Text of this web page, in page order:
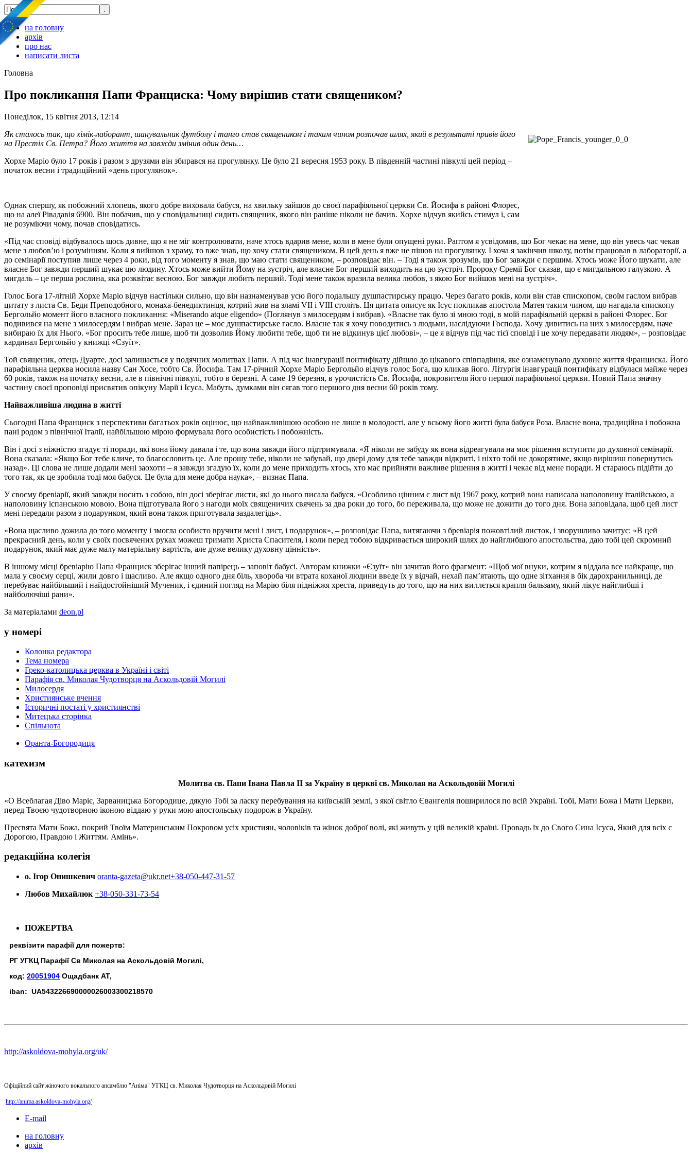
на головну
архів
про нас
написати листа
Головна
Про покликання Папи Франциска: Чому вирішив стати священиком?
Понеділок, 15 квітня 2013, 12:14
Як сталось так, що хімік-лаборант, шанувальник футболу і танго став священиком і таким чином розпочав шлях, який в результаті привів його
на Престіл Св. Петра? Його життя на завжди змінив один день…
Хорхе Маріо було 17 років і разом з друзями він збирався на прогулянку. Це було 21 вересня 1953 року. В південній частині півкулі цей період –
початок весни і традиційний «день прогулянок».
Однак спершу, як побожний хлопець, якого добре виховала бабуся, на хвильку зайшов до своєї парафіяльної церкви Св. Йосифа в районі Флорес,
що на алеї Рівадавія 6900. Він побачив, що у сповідальниці сидить священик, якого він раніше ніколи не бачив. Хорхе відчув якийсь стимул і, сам
не розуміючи чому, почав сповідатись.
«Під час сповіді відбувалось щось дивне, що я не міг контролювати, наче хтось вдарив мене, коли в мене були опущені руки. Раптом я усвідомив, що Бог чекає на мене, що він увесь час чекав
мене з любов’ю і розумінням. Коли я вийшов з храму, то вже знав, що хочу стати священиком. В цей день я вже не пішов на прогулянку. І хоча я закінчив школу, потім працював в лабораторії, а
до семінарії поступив лише через 4 роки, від того моменту я знав, що маю стати священиком, – розповідає він. – Тоді я також зрозумів, що Бог завжди є першим. Хтось може Його шукати, але
власне Бог завжди перший шукає цю людину. Хтось може вийти Йому на зустріч, але власне Бог перший виходить на цю зустріч. Пророку Єремії Бог сказав, що є мигдальною галузкою. А
мигдаль – це перша рослина, яка розквітає весною. Бог завжди любить перший. Тоді мене також вразила велика любов, з якою Бог вийшов мені на зустріч».
Голос Бога 17-літній Хорхе Маріо відчув настільки сильно, що він назнаменував усю його подальшу душпастирську працю. Через багато років, коли він став єпископом, своїм гаслом вибрав
цитату з листа Св. Беди Преподобного, монаха-бенедиктинця, котрий жив на зламі VII i VIII століть. Ця цитата описує як Ісус покликав апостола Матея таким чином, що нагадала єпископу
Бергольйо момент його власного покликання: «Miserando atque eligendo» (Поглянув з милосердям і вибрав). «Власне так було зі мною тоді, в моїй парафіяльній церкві в районі Флорес. Бог
подивився на мене з милосердям і вибрав мене. Зараз це – моє душпастирське гасло. Власне так я хочу поводитись з людьми, наслідуючи Господа. Хочу дивитись на них з милосердям, наче
вибираю їх для Нього. «Бог просить тебе лише, щоб ти дозволив Йому любити тебе, щоб ти не відкинув цієї любові», – це я відчув під час тієї сповіді і це хочу передавати людям», – розповідає
кардинал Бергольйо у книжці «Єзуїт».
Той священик, отець Дуарте, досі залишається у подячних молитвах Папи. А під час інавгурації понтифікату дійшло до цікавого співпадіння, яке ознаменувало духовне життя Франциска. Його
парафіяльна церква носила назву Сан Хосе, тобто Св. Йосифа. Там 17-річний Хорхе Маріо Бергольйо відчув голос Бога, що кликав його. Літургія інавгурації понтифікату відбулася майже через
60 років, також на початку весни, але в північні півкулі, тобто в березні. А саме 19 березня, в урочистість Св. Йосифа, покровителя його першої парафіяльної церкви. Новий Папа значну
частину своєї проповіді присвятив опікуну Марії і Ісуса. Мабуть, думками він сягав того першого дня весни 60 років тому.
Найважливіша людина в житті
Сьогодні Папа Франциск з перспективи багатьох років оцінює, що найважливішою особою не лише в молодості, але у всьому його житті була бабуся Роза. Власне вона, традиційна і побожна
пані родом з північної Італії, найбільшою мірою формувала його особистість і побожність.
Він і досі з ніжністю згадує ті поради, які вона йому давала і те, що вона завжди його підтримувала. «Я ніколи не забуду як вона відреагувала на моє рішення вступити до духовної семінарії.
Вона сказала: «Якщо Бог тебе кличе, то благословить це. Але прошу тебе, ніколи не забувай, що двері дому для тебе завжди відкриті, і ніхто тобі не докорятиме, якщо вирішиш повернутись
назад». Ці слова не лише додали мені заохоти – я завжди згадую їх, коли до мене приходить хтось, хто має прийняти важливе рішення в житті і чекає від мене поради. Я стараюсь підійти до
того так, як це зробила тоді моя бабуся. Це була для мене добра наука», – визнає Папа.
У своєму бревіарії, який завжди носить з собою, він досі зберігає листи, які до нього писала бабуся. «Особливо цінним є лист від 1967 року, котрий вона написала наполовину італійською, а
наполовину іспанською мовою. Вона підготувала його з нагоди моїх священичих свячень за два роки до того, бо переживала, що може не дожити до того дня. Вона заповідала, щоб цей лист
мені передали разом з подарунком, який вона також приготувала заздалегідь».
«Вона щасливо дожила до того моменту і змогла особисто вручити мені і лист, і подарунок», – розповідає Папа, витягаючи з бревіарія пожовтілий листок, і зворушливо зачитує: «В цей
прекрасний день, коли у своїх посвячених руках можеш тримати Христа Спасителя, і коли перед тобою відкривається широкий шлях до найглибшого апостольства, даю тобі цей скромний
подарунок, який має дуже малу матеріальну вартість, але дуже велику духовну цінність».
В іншому місці бревіарію Папа Франциск зберігає інший папірець – заповіт бабусі. Авторам книжки «Єзуїт» він зачитав його фрагмент: «Щоб мої внуки, котрим я віддала все найкраще, що
мала у своєму серці, жили довго і щасливо. Але якщо одного дня біль, хвороба чи втрата коханої людини введе їх у відчай, нехай пам’ятають, що одне зітхання в бік дарохранильниці, де
перебуває найбільший і найдостойніший Мученик, і єдиний погляд на Марію біля підніжжя хреста, приведуть до того, що на них виллється крапля бальзаму, який лікує найглибші і
найболючіші рани».
За матеріалами deon.pl
у номері
Колонка редактора
Тема номера
Греко-католицька церква в Україні і світі
Парафія св. Миколая Чудотворця на Аскольдовій Могилі
Милосердя
Християнське вчення
Історичні постаті у християнстві
Митецька сторінка
Спільнота
Оранта-Богородиця
катехизм
Молитва св. Папи Івана Павла ІІ за Україну в церкві св. Миколая на Аскольдовій Могилі
«О Всеблагая Діво Маріє, Зарваницька Богородице, дякую Тобі за ласку перебування на київській землі, з якої світло Євангелія поширилося по всій Україні. Тобі, Мати Божа і Мати Церкви,
перед Твоєю чудотворною іконою віддаю у руки мою апостольську подорож в Україну.
Пресвята Мати Божа, покрий Твоїм Материнським Покровом усіх християн, чоловіків та жінок доброї волі, які живуть у цій великій країні. Провадь їх до Свого Сина Ісуса, Який для всіх є
Дорогою, Правдою і Життям. Амінь».
редакційна колегія
о. Ігор Онишкевич oranta-gazeta@ukr.net+38-050-447-31-57
Любов Михайлюк +38-050-331-73-54
ПОЖЕРТВА
реквізити парафії для пожертв:
РГ УГКЦ Парафії Св Миколая на Аскольдовій Могилі,
код: 20051904 Ощадбанк АТ,
iban: UA543226690000026003300218570
http://askoldova-mohyla.org/uk/
Офіційний сайт жіночого вокального ансамблю "Аніма" УГКЦ св. Миколая Чудотворця на Аскольдовій Могилі
http://anima.askoldova-mohyla.org/
E-mail
на головну
архів